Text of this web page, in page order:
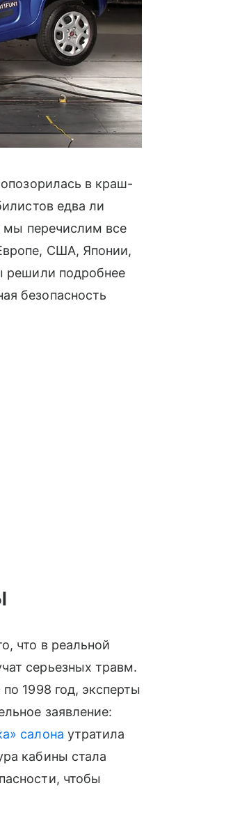
в краш-
едва ли
перечислим все
США, Японии,
решили подробнее
безопасность
что в реальной
серьезных травм.
1998 год, эксперты
заявление:
салона утратила
кабины стала
чтобы